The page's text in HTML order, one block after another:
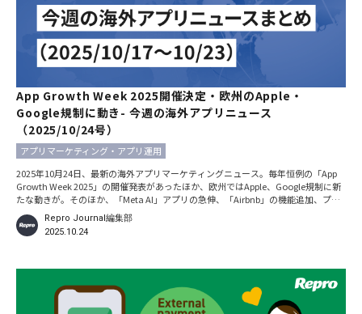
App Growth Week 2025開催決定・欧州のApple・
Google規制に動き- 今週の海外アプリニュース
（2025/10/24号）
アプリマーケティング・アプリ運用
2025年10月24日、最新の海外アプリマーケティングニュース。毎年恒例の「App
Growth Week 2025」の開催発表があったほか、欧州ではApple、Google規制に新
たな動きが。そのほか、「Meta AI」アプリの急伸、「Airbnb」の機能追加、プラ
イバシー消費者調査などのトレンド情報をお届けします。 ※本記事における日時の
記載は、特別な断りがない限りすべて現地時間です。 SplitMetricsが「App Growth
Week 2025」の11月開催を発表
Repro Journal編集部
2025.10.24